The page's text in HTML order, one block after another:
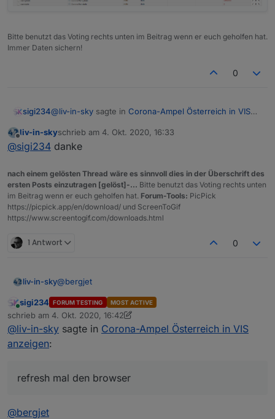
Bitte benutzt das Voting rechts unten im Beitrag wenn er euch geholfen hat.
Immer Daten sichern!
0
sigi234@liv-in-sky sagte in Corona-Ampel Österreich in VIS
@sigi234
Offline
liv-in-skyschrieb am 4. Okt. 2020, 16:33
zuletzt editiert von
@sigi234 danke
nach einem gelösten Thread wäre es sinnvoll dies in der Überschrift des
ersten Posts einzutragen [gelöst]-... Bitte benutzt das Voting rechts unten
im Beitrag wenn er euch geholfen hat. Forum-Tools: PicPick
https://picpick.app/en/download/ und ScreenToGif
https://www.screentogif.com/downloads.html
1 Antwort 0
liv-in-sky@bergjet
bei mir nicht
Online
sigi234 FORUM TESTING MOST ACTIVE
schrieb am 4. Okt. 2020, 16:42
zuletzt editiert von sigi23410. Apr. 2020, 18:42
@liv-in-sky sagte in Corona-Ampel Österreich in VIS
anzeigen:
refresh mal den browser
@bergjet